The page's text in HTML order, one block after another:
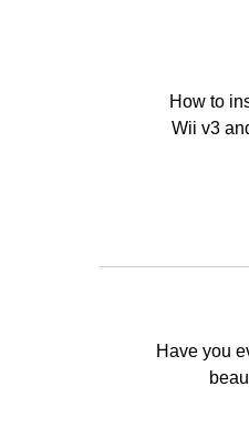
How to
Wii v3
Have you